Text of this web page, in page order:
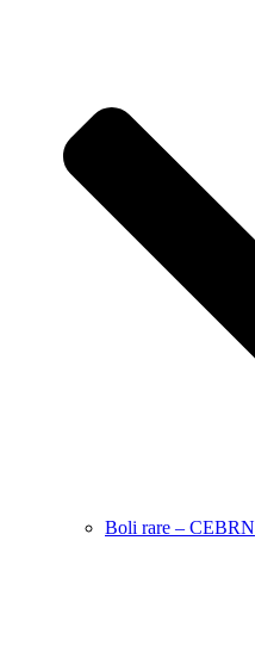
Boli rare – CEBRN